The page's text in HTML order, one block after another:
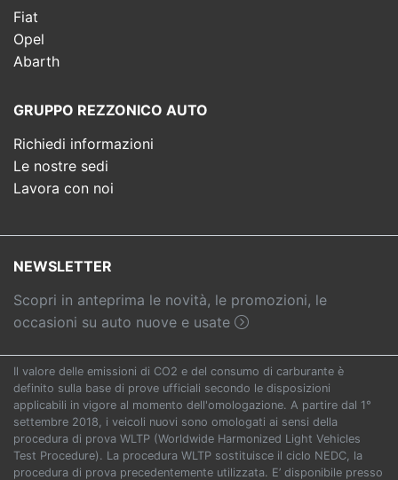
Fiat
Opel
Abarth
GRUPPO REZZONICO AUTO
Richiedi informazioni
Le nostre sedi
Lavora con noi
NEWSLETTER
Scopri in anteprima le novità, le promozioni, le
occasioni su auto nuove e usate
Il valore delle emissioni di CO2 e del consumo di carburante è
definito sulla base di prove ufficiali secondo le disposizioni
applicabili in vigore al momento dell'omologazione. A partire dal 1°
settembre 2018, i veicoli nuovi sono omologati ai sensi della
procedura di prova WLTP (Worldwide Harmonized Light Vehicles
Test Procedure). La procedura WLTP sostituisce il ciclo NEDC, la
procedura di prova precedentemente utilizzata. E’ disponibile presso